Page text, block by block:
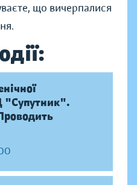
що вичерпалися
"Супутник".